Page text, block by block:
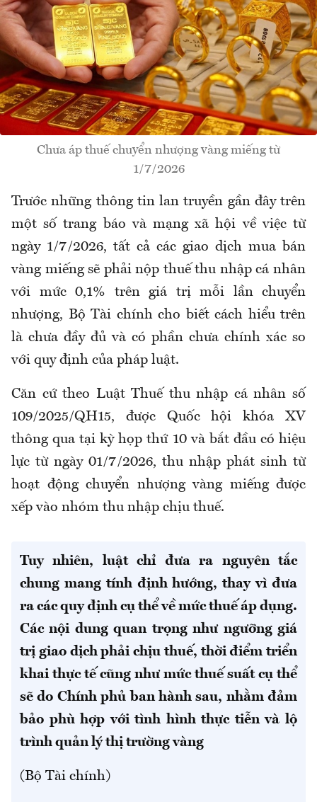
Chưa áp thuế chuyển nhượng vàng miếng từ
1/7/2026
Trước những thông tin lan truyền gần đây trên
một số trang báo và mạng xã hội về việc từ
ngày 1/7/2026, tất cả các giao dịch mua bán
vàng miếng sẽ phải nộp thuế thu nhập cá nhân
với mức 0,1% trên giá trị mỗi lần chuyển
nhượng, Bộ Tài chính cho biếtcách hiểu trên
là chưa đầy đủ và có phần chưa chính xác so
với quy định của pháp luật.
Căn cứ theo Luật Thuế thu nhập cá nhân số
109/2025/QH15, được Quốc hội khóa XV
thông qua tại kỳ họp thứ 10 và bắt đầu có hiệu
lực từ ngày 01/7/2026, thu nhập phát sinh từ
hoạt động chuyển nhượng vàng miếng được
xếp vào nhóm thu nhập chịu thuế.
Tuy nhiên, luật chỉ đưa ra nguyên tắc
chung mang tính định hướng, thay vì đưa
ra các quy định cụ thể về mức thuế áp dụng.
Các nội dung quan trọng như ngưỡng giá
trị giao dịch phải chịu thuế, thời điểm triển
khai thực tế cũng như mức thuế suất cụ thể
sẽ do Chính phủ ban hành sau, nhằm đảm
bảo phù hợp với tình hình thực tiễn và lộ
trình quản lý thị trường vàng
(Bộ Tài chính)